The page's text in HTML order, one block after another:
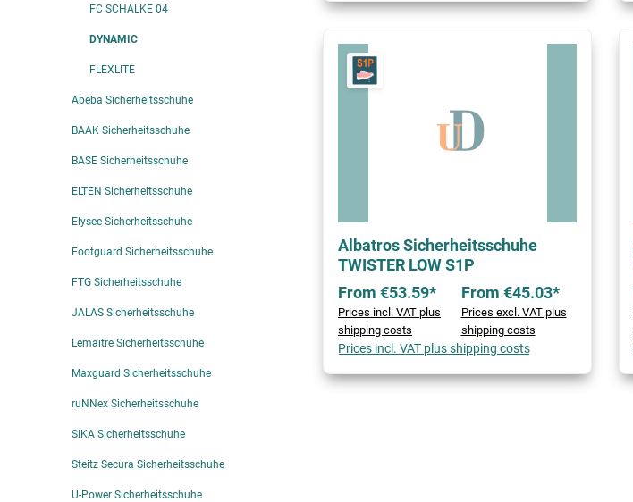
FC SCHALKE 04
DYNAMIC
FLEXLITE
Abeba Sicherheitsschuhe
BAAK Sicherheitsschuhe
BASE Sicherheitsschuhe
ELTEN Sicherheitsschuhe
Elysee Sicherheitsschuhe
Footguard Sicherheitsschuhe
FTG Sicherheitsschuhe
JALAS Sicherheitsschuhe
Lemaitre Sicherheitsschuhe
Maxguard Sicherheitsschuhe
ruNNex Sicherheitsschuhe
SIKA Sicherheitsschuhe
Steitz Secura Sicherheitsschuhe
U-Power Sicherheitsschuhe
Albatros Sicherheitsschuhe
TWISTER LOW S1P
From €53.59*
Prices incl. VAT plus
shipping costs
From €45.03*
Prices excl. VAT plus
shipping costs
Prices incl. VAT plus shipping costs